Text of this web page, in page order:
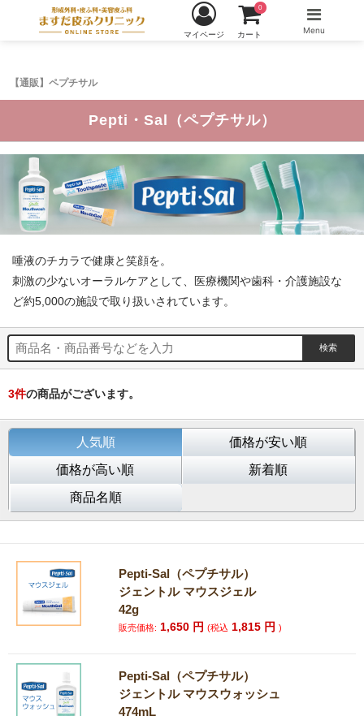
【通販】ペプチサル
マイページ カート
0
Menu
Pepti・Sal（ペプチサル）
唾液のチカラで健康と笑顔を。
刺激の少ないオーラルケアとして、医療機関や歯科・介護施設な
ど約5,000の施設で取り扱いされています。
3件の商品がございます。
人気順
価格が安い順
価格が高い順
新着順
商品名順
Pepti-Sal（ペプチサル）
ジェントル マウスジェル
42g
販売価格: 1,650 円(税込 1,815 円)
Pepti-Sal（ペプチサル）
ジェントル マウスウォッシュ
474mL